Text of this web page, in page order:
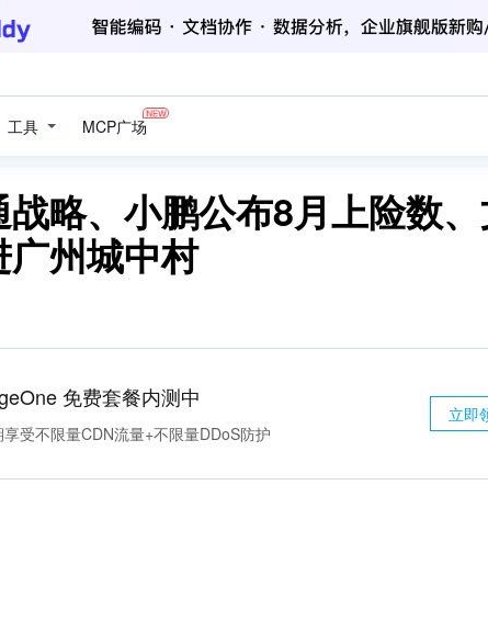
工具 MCP广场
略、小鹏公布8月上险数
州城中村
免费套餐内测中
享受不限量CDN流量+不限量DDoS防护
立即